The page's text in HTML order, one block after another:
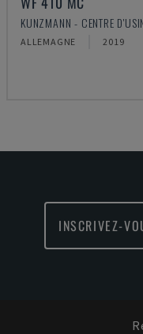
KUNZMANN - CENTRE
ALLEMAGNE 2019
INSCRIVEZ-